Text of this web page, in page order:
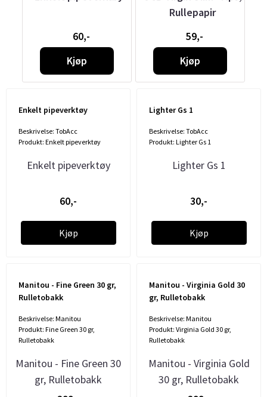
60,-
Kjøp
Rullepapir
59,-
Kjøp
Enkelt pipeverktøy
Beskrivelse: TobAcc
Produkt: Enkelt pipeverktøy
Enkelt pipeverktøy
60,-
Kjøp
Lighter Gs 1
Beskrivelse: TobAcc
Produkt: Lighter Gs 1
Lighter Gs 1
30,-
Kjøp
Manitou - Fine Green 30 gr,
Rulletobakk
Beskrivelse: Manitou
Produkt: Fine Green 30 gr,
Rulletobakk
Manitou - Fine Green 30
gr, Rulletobakk
Manitou - Virginia Gold 30
gr, Rulletobakk
Beskrivelse: Manitou
Produkt: Virginia Gold 30 gr,
Rulletobakk
Manitou - Virginia Gold
30 gr, Rulletobakk